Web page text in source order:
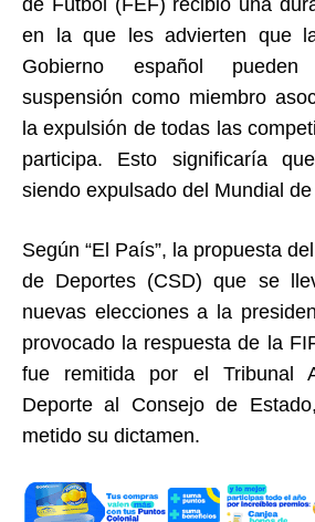
en la que les advierten que
Gobierno español
suspensión como miembro
la expulsión de todas las
participa. Esto significaría
siendo expulsado del Mundial
Según “El País”, la propuesta
de Deportes (CSD) que se
nuevas elecciones a la
provocado la respuesta de la
fue remitida por el Tribunal
Deporte al Consejo de
metido su dictamen.